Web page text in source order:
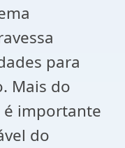
para
Mais do
é importante
do